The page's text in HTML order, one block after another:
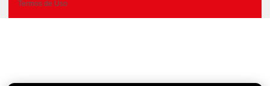
Termos de Uso